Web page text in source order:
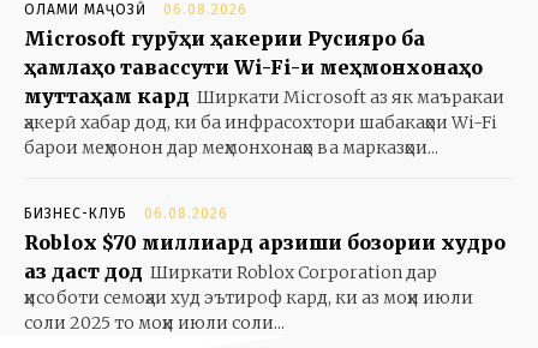
ОЛАМИ МАҶОЗӢ 06.08.2026
Microsoft гурӯҳи ҳакерии Русияро ба
ҳамлаҳо тавассути Wi-Fi-и меҳмонхонаҳо
муттаҳам кард Ширкати Microsoft аз як маъракаи
ҳакерӣ хабар дод, ки ба инфрасохтори шабакаҳои Wi-Fi
барои меҳмонон дар меҳмонхонаҳо ва марказҳои...
БИЗНЕС-КЛУБ 06.08.2026
Roblox $70 миллиард арзиши бозории худро
аз даст дод Ширкати Roblox Corporation дар
ҳисоботи семоҳаи худ эътироф кард, ки аз моҳи июли
соли 2025 то моҳи июли соли...